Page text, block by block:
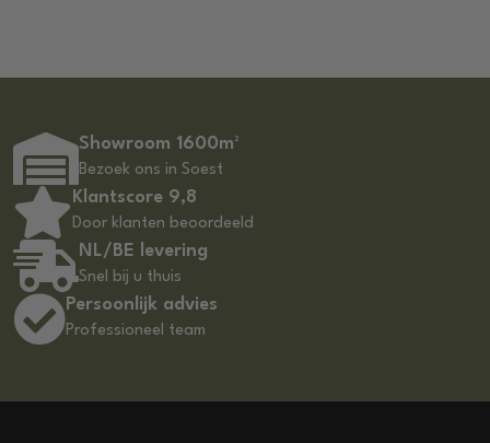
Showroom 1600m²
Bezoek ons in Soest
Klantscore 9,8
Door klanten beoordeeld
NL/BE levering
Snel bij u thuis
Persoonlijk advies
Professioneel team